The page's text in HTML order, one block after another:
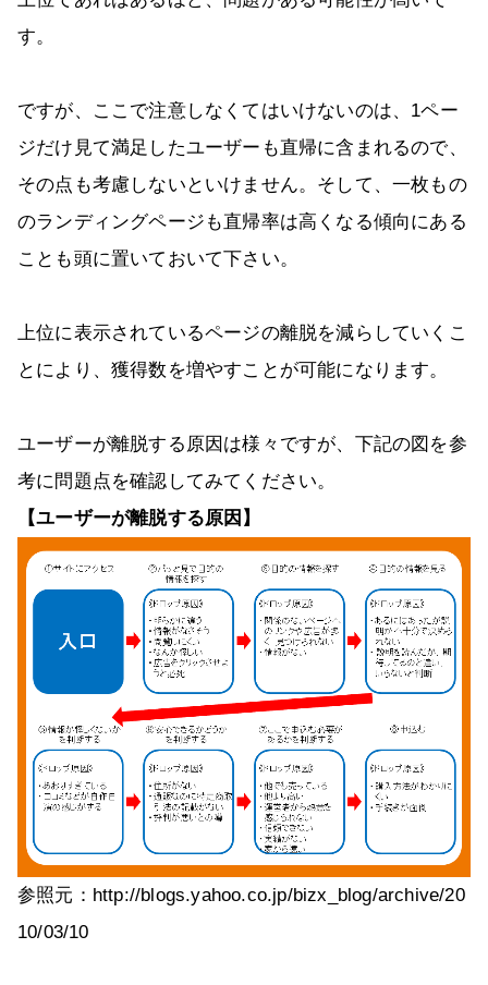
す。
ですが、ここで注意しなくてはいけないのは、1ペー
ジだけ見て満足したユーザーも直帰に含まれるので、
その点も考慮しないといけません。そして、一枚もの
のランディングページも直帰率は高くなる傾向にある
ことも頭に置いておいて下さい。
上位に表示されているページの離脱を減らしていくこ
とにより、獲得数を増やすことが可能になります。
ユーザーが離脱する原因は様々ですが、下記の図を参
考に問題点を確認してみてください。
【ユーザーが離脱する原因】
参照元：http://blogs.yahoo.co.jp/bizx_blog/archive/20
10/03/10